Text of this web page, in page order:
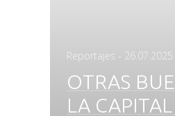
Reportajes - Posted
26.07.2025
OTRAS
LA